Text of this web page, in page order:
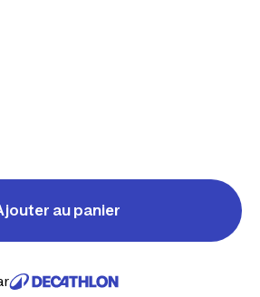
au panier